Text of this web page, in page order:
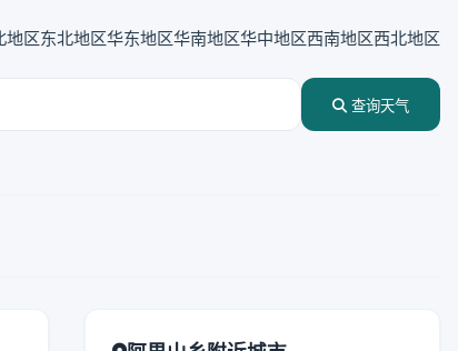
地区东北地区华东地区华南地区华中地区西南地区西北地区
查询天气